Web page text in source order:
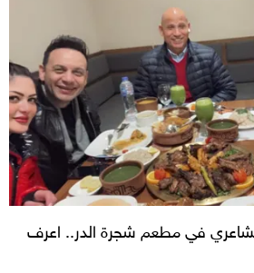
في مطعم شجرة الدر.. اعرف